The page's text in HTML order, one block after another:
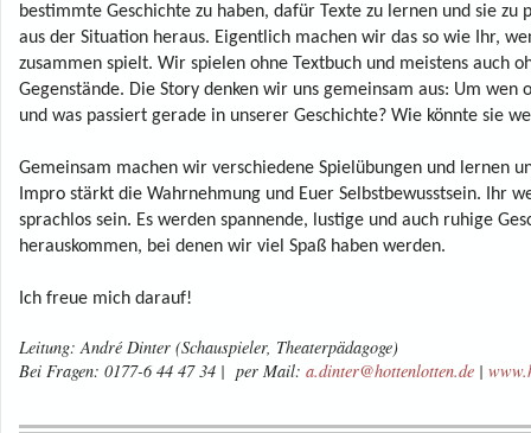
bestimmte Geschichte zu haben, dafür Texte zu lernen und sie zu
aus der Situation heraus. Eigentlich machen wir das so wie Ihr,
zusammen spielt. Wir spielen ohne Textbuch und meistens auch
Gegenstände. Die Story denken wir uns gemeinsam aus: Um wen
und was passiert gerade in unserer Geschichte? Wie könnte sie
Gemeinsam machen wir verschiedene Spielübungen und lernen
Impro stärkt die Wahrnehmung und Euer Selbstbewusstsein. Ihr
sprachlos sein. Es werden spannende, lustige und auch ruhige
herauskommen, bei denen wir viel Spaß haben werden.
Ich freue mich darauf!
Leitung:André Dinter (Schauspieler, Theaterpädagoge)
Bei Fragen: 0177-6 44 47 34 | per Mail: a.dinter@hottenlotten.de |